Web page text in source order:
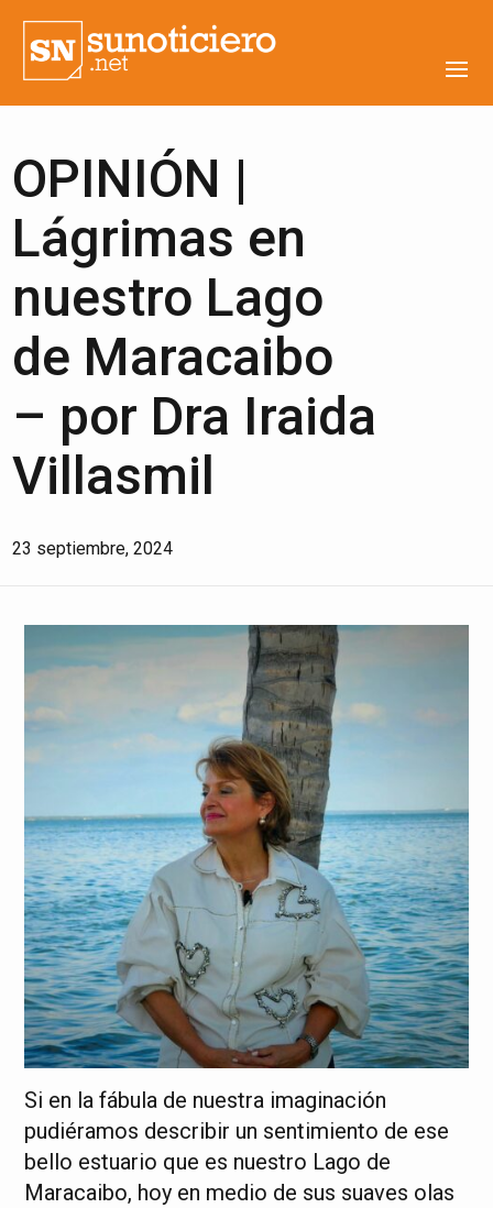
OPINIÓN |
Lágrimas en
nuestro Lago
de Maracaibo
– por Dra Iraida
Villasmil
23 septiembre, 2024
Si en la fábula de nuestra imaginación
pudiéramos describir un sentimiento de ese
bello estuario que es nuestro Lago de
Maracaibo, hoy en medio de sus suaves olas